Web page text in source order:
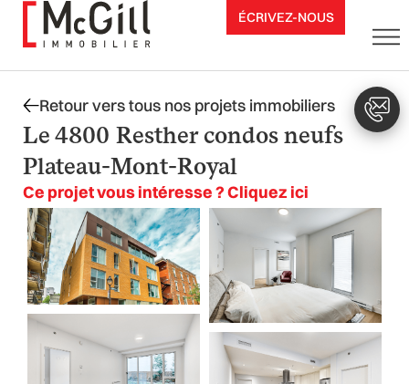
Aller
ÉCRIVEZ-NOUS
Retour vers tous nos projets immobiliers
Le 4800 Resther condos neufs
Plateau-Mont-Royal
Ce projet vous intéresse ? Cliquez ici